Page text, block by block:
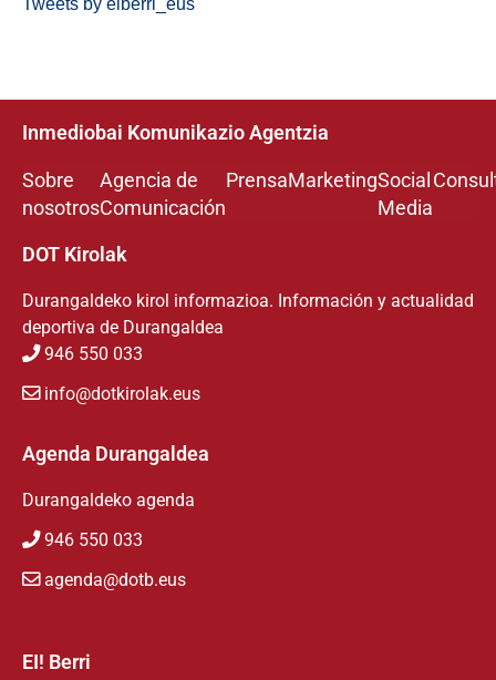
Inmediobai Komunikazio Agentzia
Sobre
nosotros
Agencia de
Comunicación
PrensaMarketingSocial
Media
DOT Kirolak
Durangaldeko kirol informazioa. Información y actualidad
deportiva de Durangaldea
946 550 033
info@dotkirolak.eus
Agenda Durangaldea
Durangaldeko agenda
946 550 033
agenda@dotb.eus
EI! Berri